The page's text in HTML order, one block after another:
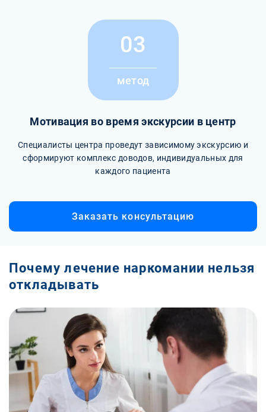
03
метод
Мотивация во время экскурсии в центр
Специалисты центра проведут зависимому экскурсию и
сформируют комплекс доводов, индивидуальных для
каждого пациента
Заказать консультацию
Почему лечение наркомании нельзя
откладывать